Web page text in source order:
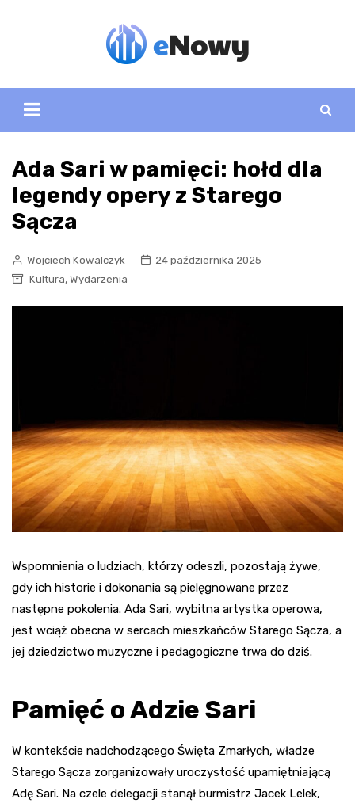
Ada Sari w pamięci: hołd dla
legendy opery z Starego
Sącza
Wojciech Kowalczyk
24 października 2025
Kultura, Wydarzenia
Wspomnienia o ludziach, którzy odeszli, pozostają żywe,
gdy ich historie i dokonania są pielęgnowane przez
następne pokolenia. Ada Sari, wybitna artystka operowa,
jest wciąż obecna w sercach mieszkańców Starego Sącza, a
jej dziedzictwo muzyczne i pedagogiczne trwa do dziś.
Pamięć o Adzie Sari
W kontekście nadchodzącego Święta Zmarłych, władze
Starego Sącza zorganizowały uroczystość upamiętniającą
Adę Sari. Na czele delegacji stanął burmistrz Jacek Lelek,